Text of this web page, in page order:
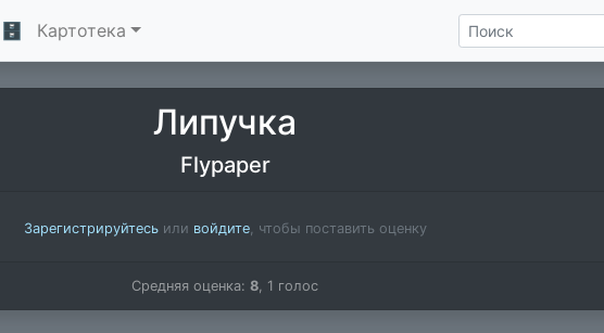
🗄 Картотека
Липучка
Flypaper
Зарегистрируйтесьили войдите, чтобы поставить оценку
Средняя оценка: 8, 1 голос